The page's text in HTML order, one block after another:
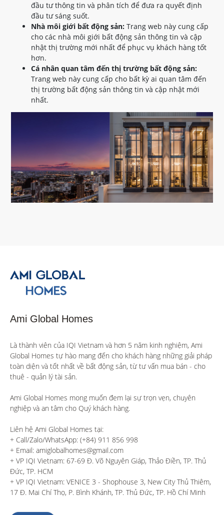
đầu tư thông tin và phân tích để đưa ra quyết định
đầu tư sáng suốt.
Nhà môi giới bất động sản: Trang web này cung cấp
cho các nhà môi giới bất động sản thông tin và cập
nhật thị trường mới nhất để phục vụ khách hàng tốt
hơn.
Cá nhân quan tâm đến thị trường bất động sản:
Trang web này cung cấp cho bất kỳ ai quan tâm đến
thị trường bất động sản thông tin và cập nhật mới
nhất.
Ami Global Homes
Là thành viên của IQI Vietnam và hơn 5 năm kinh nghiệm, Ami
Global Homes tự hào mang đến cho khách hàng những giải pháp
toàn diện và tốt nhất về bất động sản, từ tư vấn mua bán - cho
thuê - quản lý tài sản.
Ami Global Homes mong muốn đem lại sự trọn vẹn, chuyên
nghiệp và an tâm cho Quý khách hàng.
Liên hệ Ami Global Homes tại:
+ Call/Zalo/WhatsApp: (+84) 911 856 998
+ Email: amiglobalhomes@gmail.com
+ VP IQI Vietnam: 67-69 Đ. Võ Nguyên Giáp, Thảo Điền, TP. Thủ
Đức, TP. HCM
+ VP IQI Vietnam: VENICE 3 - Shophouse 3, New City Thủ Thiêm,
17 Đ. Mai Chí Thọ, P. Bình Khánh, TP. Thủ Đức, TP. Hồ Chí Minh